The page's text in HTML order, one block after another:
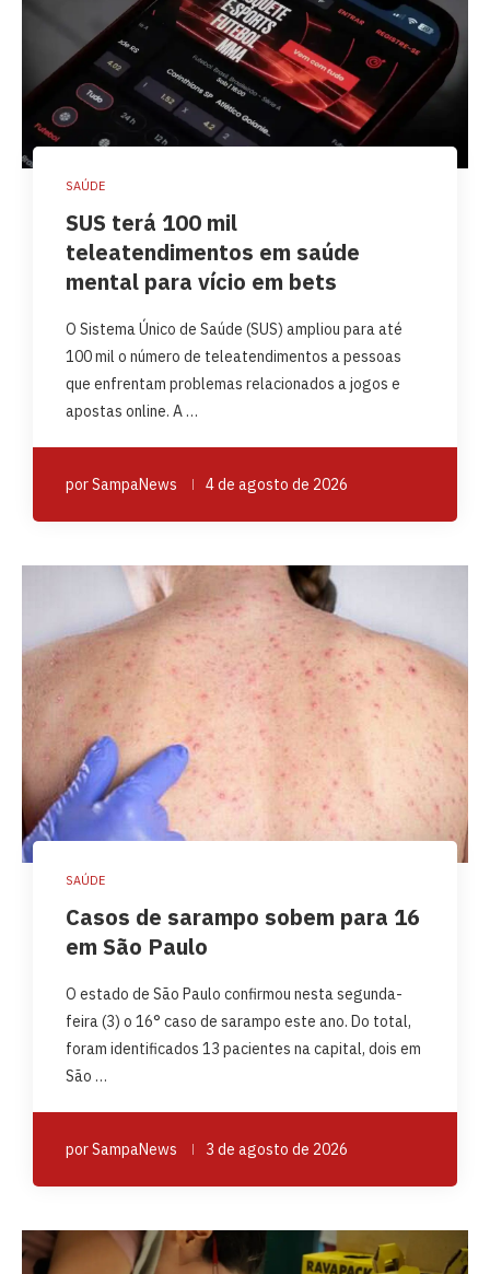
SAÚDE
SUS terá 100 mil
teleatendimentos em saúde
mental para vício em bets
O Sistema Único de Saúde (SUS) ampliou para até
100 mil o número de teleatendimentos a pessoas
que enfrentam problemas relacionados a jogos e
apostas online. A …
porSampaNews 4 de agosto de 2026
SAÚDE
Casos de sarampo sobem para 16
em São Paulo
O estado de São Paulo confirmou nesta segunda-
feira (3) o 16° caso de sarampo este ano. Do total,
foram identificados 13 pacientes na capital, dois em
São …
porSampaNews 3 de agosto de 2026